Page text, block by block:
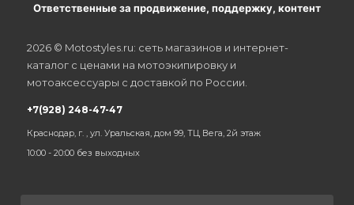
Ответственные за продвижение, поддержку, контент
2026 © Motostyles.ru: сеть магазинов и интернет-
каталог с ценами на мотоэкипировку и
мотоаксессуары с доставкой по России.
+7(928) 248-47-47
Краснодар, г. , ул. Уральская, дом 99, ТЦ Вега, 2й этаж
10:00 - 20:00 без выходных